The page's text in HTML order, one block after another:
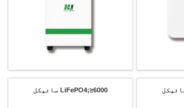
LiFePO4;≥6000 سائیکل